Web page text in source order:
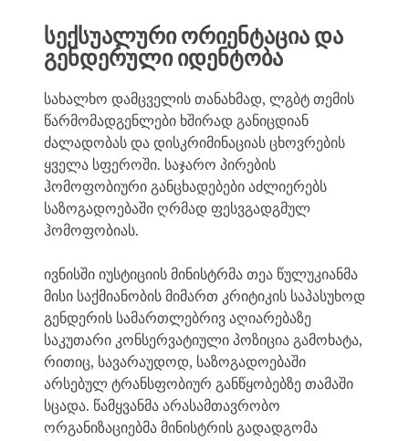
სექსუალური ორიენტაცია და
გენდერული იდენტობა
სახალხო დამცველის თანახმად, ლგბტ თემის
წარმომადგენლები ხშირად განიცდიან
ძალადობას და დისკრიმინაციას ცხოვრების
ყველა სფეროში. საჯარო პირების
ჰომოფობიური განცხადებები აძლიერებს
საზოგადოებაში ღრმად ფესვგადგმულ
ჰომოფობიას.
ივნისში იუსტიციის მინისტრმა თეა წულუკიანმა
მისი საქმიანობის მიმართ კრიტიკის საპასუხოდ
გენდერის სამართლებრივ აღიარებაზე
საკუთარი კონსერვატიული პოზიცია გამოხატა,
რითიც, სავარაუდოდ, საზოგადოებაში
არსებულ ტრანსფობიურ განწყობებზე თამაში
სცადა. წამყვანმა არასამთავრობო
ორგანიზაციებმა მინისტრის გადადგომა